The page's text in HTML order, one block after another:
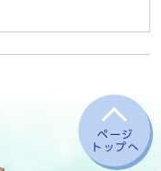
ページ
トップへ